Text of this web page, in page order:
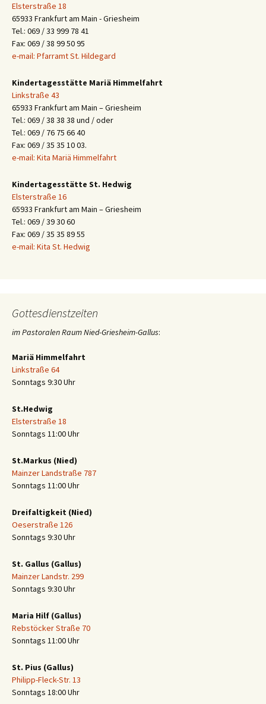
Elsterstraße 18
65933 Frankfurt am Main - Griesheim
Tel.: 069 / 33 999 78 41
Fax: 069 / 38 99 50 95
e-mail: Pfarramt St. Hildegard
Kindertagesstätte Mariä Himmelfahrt
Linkstraße 43
65933 Frankfurt am Main – Griesheim
Tel.: 069 / 38 38 38 und / oder
Tel.: 069 / 76 75 66 40
Fax: 069 / 35 35 10 03.
e-mail: Kita Mariä Himmelfahrt
Kindertagesstätte St. Hedwig
Elsterstraße 16
65933 Frankfurt am Main – Griesheim
Tel.: 069 / 39 30 60
Fax: 069 / 35 35 89 55
e-mail: Kita St. Hedwig
Gottesdienstzeiten
im Pastoralen Raum Nied-Griesheim-Gallus:
Mariä Himmelfahrt
Linkstraße 64
Sonntags 9:30 Uhr
St.Hedwig
Elsterstraße 18
Sonntags 11:00 Uhr
St.Markus (Nied)
Mainzer Landstraße 787
Sonntags 11:00 Uhr
Dreifaltigkeit (Nied)
Oeserstraße 126
Sonntags 9:30 Uhr
St. Gallus (Gallus)
Mainzer Landstr. 299
Sonntags 9:30 Uhr
Maria Hilf (Gallus)
Rebstöcker Straße 70
Sonntags 11:00 Uhr
St. Pius (Gallus)
Philipp-Fleck-Str. 13
Sonntags 18:00 Uhr